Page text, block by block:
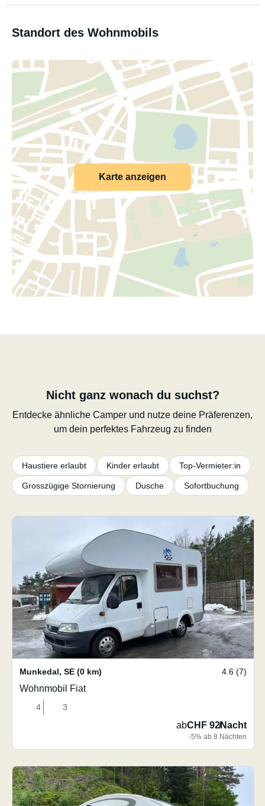
Standort des Wohnmobils
Karte anzeigen
Nicht ganz wonach du suchst?
Entdecke ähnliche Camper und nutze deine Präferenzen,
um dein perfektes Fahrzeug zu finden
Haustiere erlaubt Kinder erlaubt Top-Vermieter:in
Grosszügige Stornierung Dusche Sofortbuchung
Munkedal, SE (0 km) 4.6 (7)
Wohnmobil Fiat
4 3
abCHF 92/Nacht
-5% ab 8 Nächten